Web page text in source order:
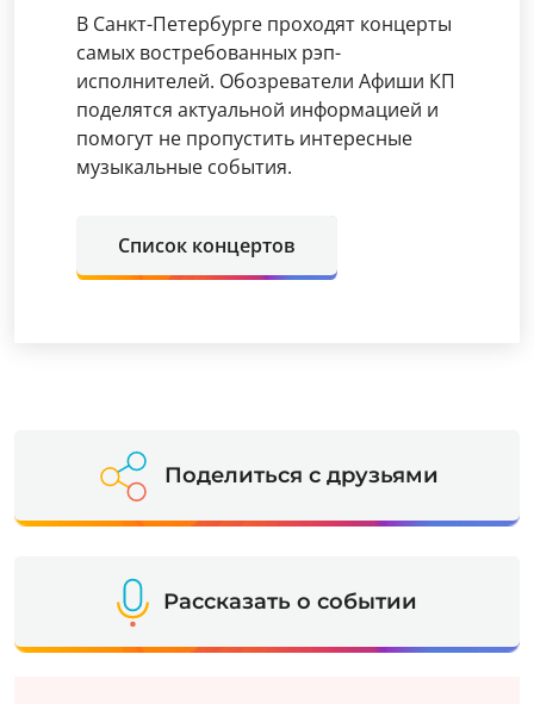
В Санкт-Петербурге проходят концерты
самых востребованных рэп-
исполнителей. Обозреватели Афиши КП
поделятся актуальной информацией и
помогут не пропустить интересные
музыкальные события.
Список концертов
Поделиться с друзьями
Рассказать о событии